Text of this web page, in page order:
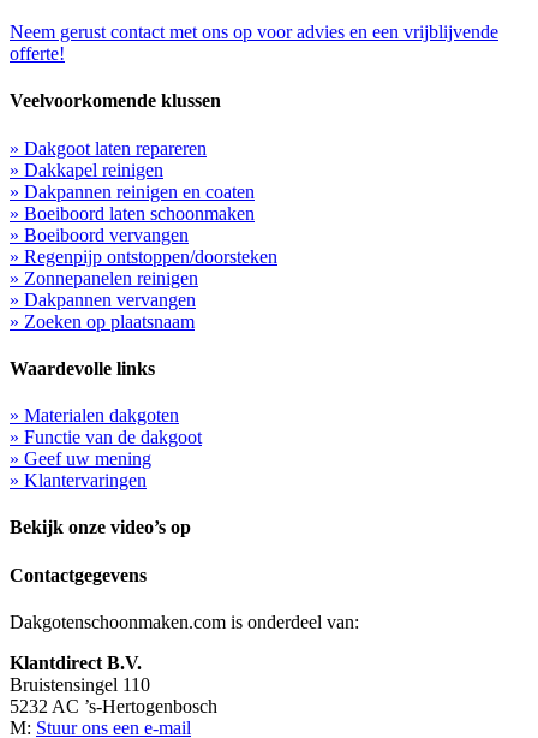
Neem gerust contact met ons op voor advies en een vrijblijvende
offerte!
Veelvoorkomende klussen
» Dakgoot laten repareren
» Dakkapel reinigen
» Dakpannen reinigen en coaten
» Boeiboord laten schoonmaken
» Boeiboord vervangen
» Regenpijp ontstoppen/doorsteken
» Zonnepanelen reinigen
» Dakpannen vervangen
» Zoeken op plaatsnaam
Waardevolle links
» Materialen dakgoten
» Functie van de dakgoot
» Geef uw mening
» Klantervaringen
Bekijk onze video’s op
Contactgegevens
Dakgotenschoonmaken.com is onderdeel van:
Klantdirect B.V.
Bruistensingel 110
5232 AC ’s-Hertogenbosch
M: Stuur ons een e-mail